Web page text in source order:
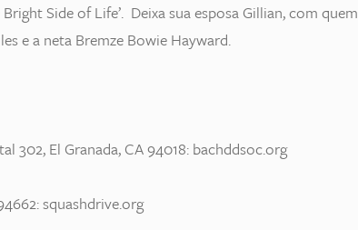
Side of Life’. Deixa sua esposa Gillian, com quem
e a neta Bremze Bowie Hayward.
302, El Granada, CA 94018: bachddsoc.org
squashdrive.org